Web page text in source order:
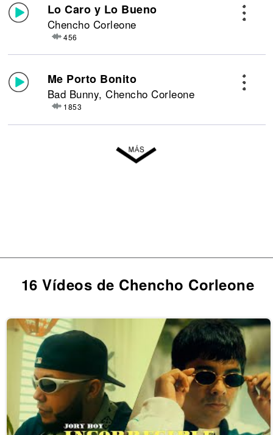
Lo Caro y Lo Bueno
Chencho Corleone
456
Me Porto Bonito
Bad Bunny, Chencho Corleone
1853
16 Vídeos de Chencho Corleone